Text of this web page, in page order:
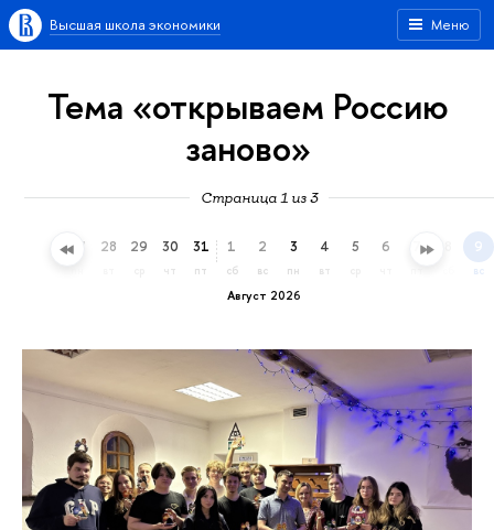
Меню
Высшая школа экономики
Тема «открываем Россию
заново»
Страница 1 из 3
27 28 29 30
чт
31
пт
Август 2026
1
сб
2
вс
3
пн
4
вт
5 6 7 9
вс